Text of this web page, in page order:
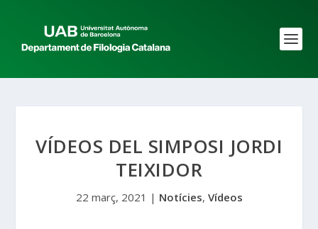
VÍDEOS DEL SIMPOSI JORDI
TEIXIDOR
22 març, 2021 | Notícies, Vídeos